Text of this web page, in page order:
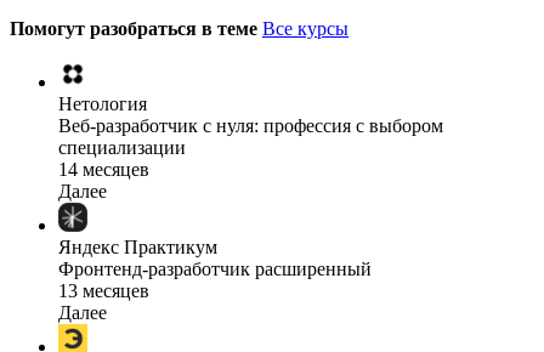
Помогут разобраться в теме Все курсы
Нетология
Веб-разработчик с нуля: профессия с выбором
специализации
14 месяцев
Далее
Яндекс Практикум
Фронтенд-разработчик расширенный
13 месяцев
Далее